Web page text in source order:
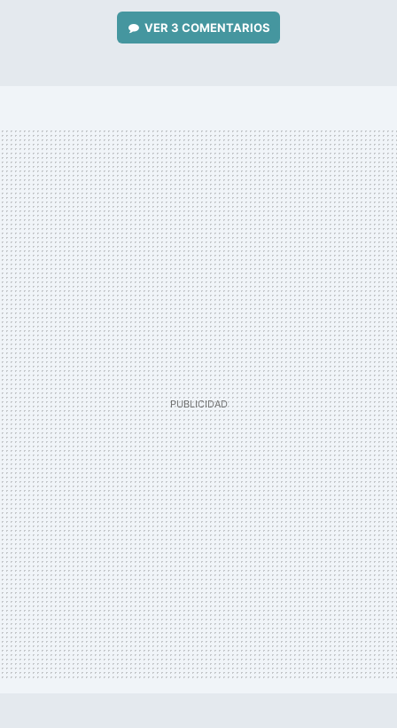
VER 3 COMENTARIOS